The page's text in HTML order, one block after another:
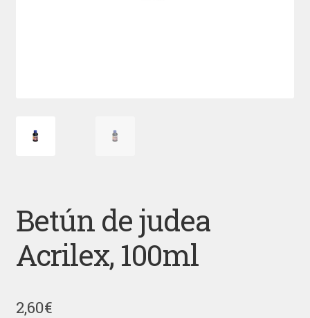
Betún de judea
Acrilex, 100ml
2,60€